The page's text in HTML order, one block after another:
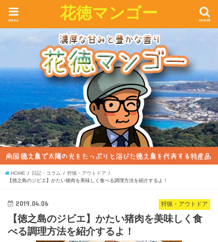
花徳マンゴー search
menu
HOME 日記・コラム
狩猟・アウトドア
【徳之島のジビエ】かたい猪肉を美味しく食べる調理方法を紹介するよ！
狩猟・アウトドア
2019.04.06
【徳之島のジビエ】かたい猪肉を美味しく食
べる調理方法を紹介するよ！